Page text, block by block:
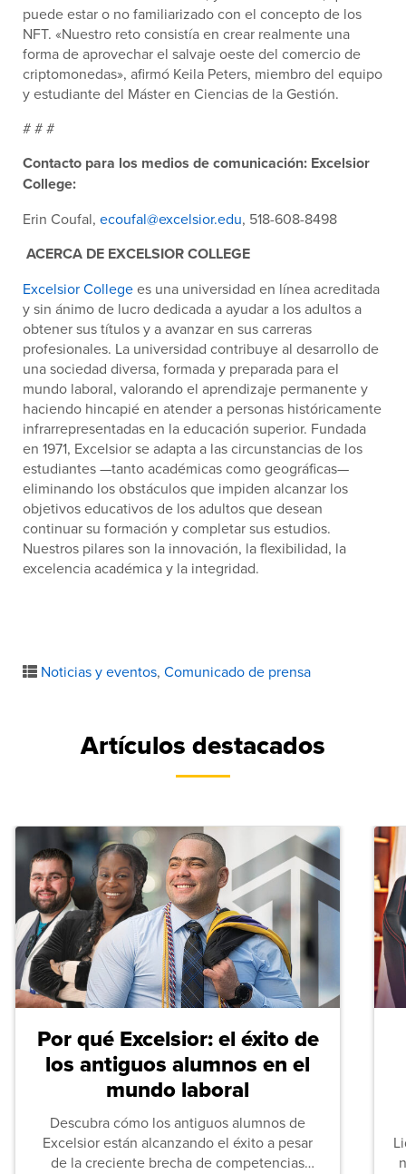
puede estar o no familiarizado con el concepto de los
NFT. «Nuestro reto consistía en crear realmente una
forma de aprovechar el salvaje oeste del comercio de
criptomonedas», afirmó Keila Peters, miembro del equipo
y estudiante del Máster en Ciencias de la Gestión.
# # #
Contacto para los medios de comunicación: Excelsior
College:
Erin Coufal, ecoufal@excelsior.edu, 518-608-8498
ACERCA DE EXCELSIOR COLLEGE
Excelsior Collegees una universidad en línea acreditada
y sin ánimo de lucro dedicada a ayudar a los adultos a
obtener sus títulos y a avanzar en sus carreras
profesionales. La universidad contribuye al desarrollo de
una sociedad diversa, formada y preparada para el
mundo laboral, valorando el aprendizaje permanente y
haciendo hincapié en atender a personas históricamente
infrarrepresentadas en la educación superior. Fundada
en 1971, Excelsior se adapta a las circunstancias de los
estudiantes —tanto académicas como geográficas—
eliminando los obstáculos que impiden alcanzar los
objetivos educativos de los adultos que desean
continuar su formación y completar sus estudios.
Nuestros pilares son la innovación, la flexibilidad, la
excelencia académica y la integridad.
Noticias y eventos, Comunicado de prensa
Artículos destacados
Por qué Excelsior: el éxito de
los antiguos alumnos en el
mundo laboral
Descubra cómo los antiguos alumnos de
Excelsior están alcanzando el éxito a pesar
de la creciente brecha de competencias